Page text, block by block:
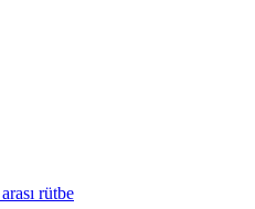
rütbe